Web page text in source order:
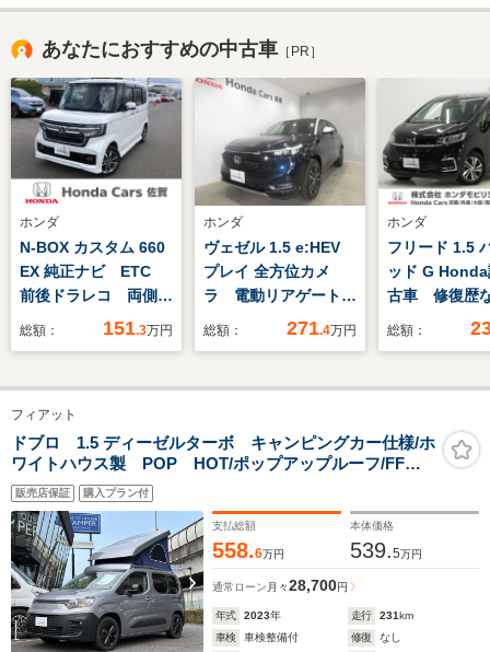
あなたにおすすめの中古車 ［PR］
ホンダ
N-BOX カスタム 660
EX 純正ナビ ETC
前後ドラレコ 両側電
動スライドドア アル
総額： 151.3万円
ホンダ
ヴェゼル 1.5 e:HEV
プレイ 全方位カメ
ラ 電動リアゲート
純正アルミ 前後純正
ー クルーズコントロ
ト シートヒーター
カーテンエアバッグ
キ ETC
総額： 271.4万円
ホンダ
フリード 1.5
ッド G
古車 修復
Honda販売店
ナビ バック
ルーズコン
両側電動スラ
総額：
フィアット
ドブロ 1.5 ディーゼルターボ キャンピングカー仕様/ホ
ワイトハウス製 POP HOT/ポップアップルーフ/FFヒ
ーター/走行充電/サブバッテリー/DCソケット/室内LED照
明/防水テント/外部電源&AC室内コンセント/フラットベ
ットキット
販売店保証 購入プラン付
支払総額
558.6万円
本体価格
539.5万円
通常ローン 月々28,700円
年式 2023年 走行 231km
車検
車検整備付 修復
なし